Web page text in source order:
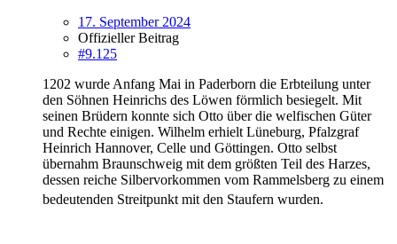
17. September 2024
Offizieller Beitrag
#9.125
1202 wurde Anfang Mai in Paderborn die Erbteilung unter
den Söhnen Heinrichs des Löwen förmlich besiegelt. Mit
seinen Brüdern konnte sich Otto über die welfischen Güter
und Rechte einigen. Wilhelm erhielt Lüneburg, Pfalzgraf
Heinrich Hannover, Celle und Göttingen. Otto selbst
übernahm Braunschweig mit dem größten Teil des Harzes,
dessen reiche Silbervorkommen vom Rammelsberg zu einem
bedeutenden Streitpunkt mit den Staufern wurden.